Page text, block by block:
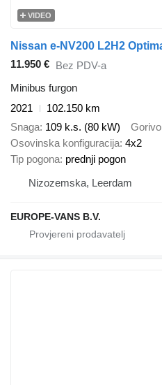
VIDEO
11.950 € Bez PDV-a
Minibus furgon
2021
102.150 km
Snaga 109 k.s. (80 kW) Gorivo
Osovinska konfiguracija 4x2
Tip pogona prednji pogon
Nizozemska, Leerdam
EUROPE-VANS B.V.